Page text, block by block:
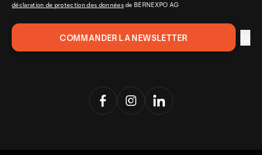
déclaration de protection des donnéesde BERNEXPO AG